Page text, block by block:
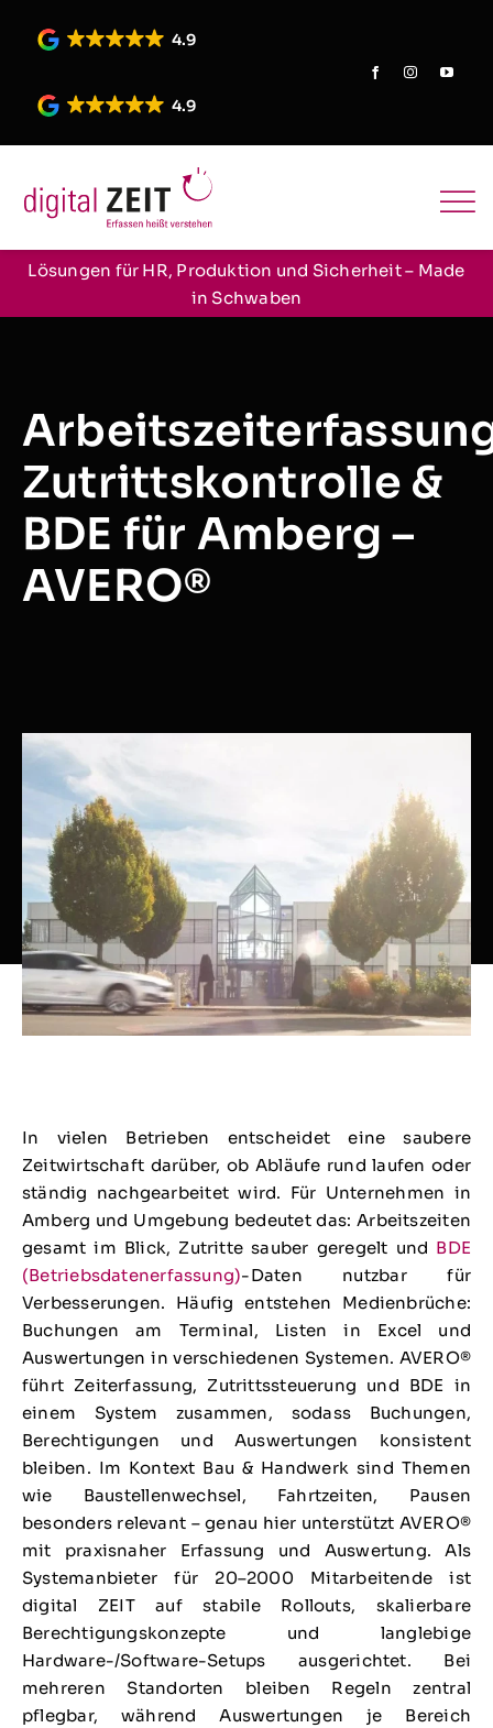
4.9
4.9
Lösungen für HR, Produktion und Sicherheit – Made
in Schwaben
Zutrittskontrolle &
BDE für Amberg –
AVERO®
In vielen Betrieben entscheidet eine saubere
Zeitwirtschaft darüber, ob Abläufe rund laufen oder
ständig nachgearbeitet wird. Für Unternehmen in
Amberg und Umgebung bedeutet das: Arbeitszeiten
gesamt im Blick, Zutritte sauber geregelt und BDE
(Betriebsdatenerfassung)-Daten nutzbar für
Verbesserungen. Häufig entstehen Medienbrüche:
Buchungen am Terminal, Listen in Excel und
Auswertungen in verschiedenen Systemen. AVERO®
führt Zeiterfassung, Zutrittssteuerung und BDE in
einem System zusammen, sodass Buchungen,
Berechtigungen und Auswertungen konsistent
bleiben. Im Kontext Bau & Handwerk sind Themen
wie Baustellenwechsel, Fahrtzeiten, Pausen
besonders relevant – genau hier unterstützt AVERO®
mit praxisnaher Erfassung und Auswertung. Als
Systemanbieter für 20–2000 Mitarbeitende ist
digital ZEIT auf stabile Rollouts, skalierbare
Berechtigungskonzepte und langlebige
Hardware-/Software-Setups ausgerichtet. Bei
mehreren Standorten bleiben Regeln zentral
pflegbar, während Auswertungen je Bereich